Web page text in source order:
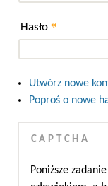
Hasło *
Utwórz nowe
Poproś o nowe
CAPTCHA
Poniższe